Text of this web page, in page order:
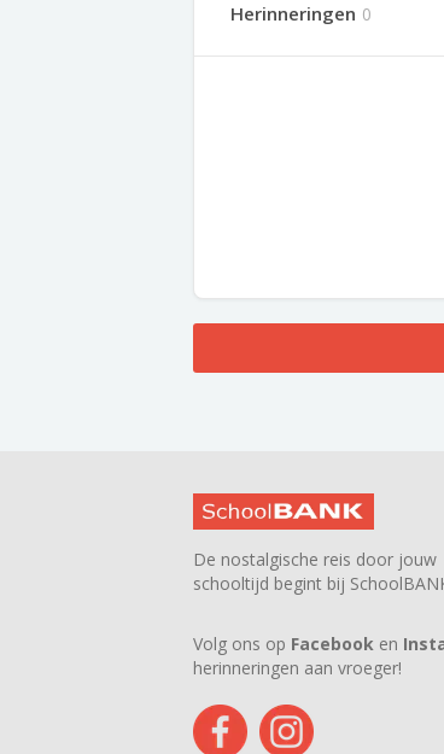
Herinneringen 0
De nostalgische reis door jouw
schooltijd begint bij
Volg ons op Facebook en
herinneringen aan vroeger!